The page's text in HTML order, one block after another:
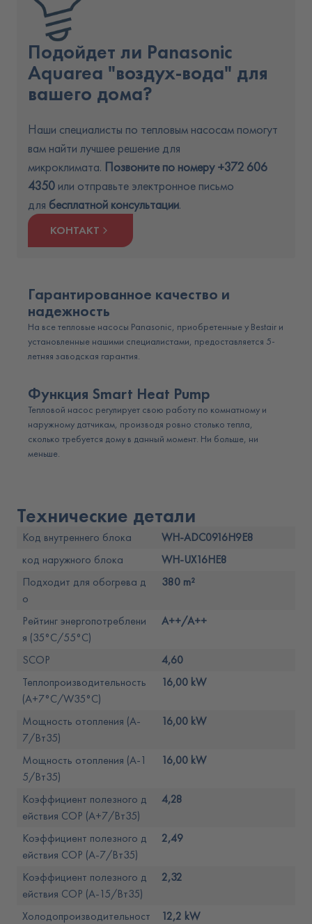
Подойдет ли Panasonic
Aquarea "воздух-вода" для
вашего дома?
Наши специалисты по тепловым насосам помогут
вам найти лучшее решение для
микроклимата. Позвоните по номеру+372 606
4350 или отправьте электронное письмо
для бесплатной консультации.
КОНТАКТ
Гарантированное качество и
надежность
На все тепловые насосы Panasonic, приобретенные у Bestair и
установленные нашими специалистами, предоставляется 5-
летняя заводская гарантия.
Функция Smart Heat Pump
Тепловой насос регулирует свою работу по комнатному и
наружному датчикам, производя ровно столько тепла,
сколько требуется дому в данный момент. Ни больше, ни
меньше.
Технические детали
Код внутреннего блока
WH-ADC0916H9E8
код наружного блока
WH-UX16HE8
Подходит для обогрева д
о
380 m²
Рейтинг энергопотреблени
я (35°C/55°C)
A++/A++
SCOP
4,60
Теплопроизводительность
(A+7°C/W35°C)
16,00 kW
Мощность отопления (A-
7/Вт35)
16,00 kW
Мощность отопления (A-1
5/Вт35)
16,00 kW
Коэффициент полезного д
ействия COP (A+7/Вт35)
4,28
Коэффициент полезного д
ействия COP (A-7/Вт35)
2,49
Коэффициент полезного д
ействия COP (A-15/Вт35)
2,32
Холодопроизводительност
12,2 kW